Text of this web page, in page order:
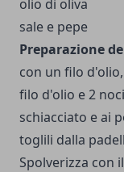
olio di oliva
sale e pepe
Preparazione
con un filo
filo d'olio e 2
schiacciato e ai
toglili dalla
Spolverizza con